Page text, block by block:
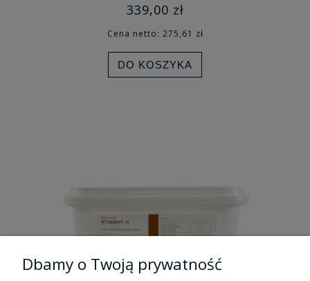
339,00 zł
Cena netto: 275,61 zł
DO KOSZYKA
Dbamy o Twoją prywatność